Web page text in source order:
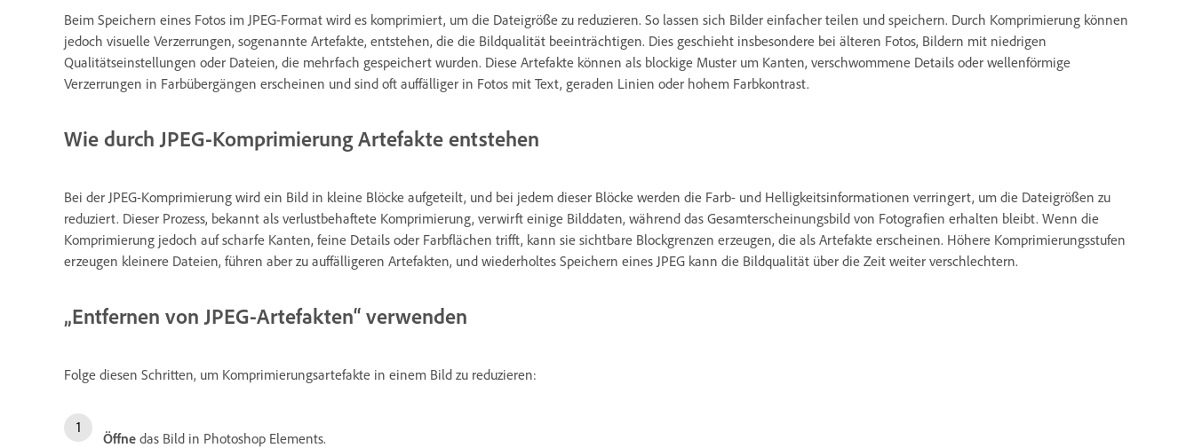
Beim Speichern eines Fotos im JPEG-Format wird es komprimiert, um die Dateigröße zu reduzieren. So lassen sich Bilder einfacher teilen und speichern. Durch Komprimierung können
jedoch visuelle Verzerrungen, sogenannte Artefakte, entstehen, die die Bildqualität beeinträchtigen. Dies geschieht insbesondere bei älteren Fotos, Bildern mit niedrigen
Qualitätseinstellungen oder Dateien, die mehrfach gespeichert wurden. Diese Artefakte können als blockige Muster um Kanten, verschwommene Details oder wellenförmige
Verzerrungen in Farbübergängen erscheinen und sind oft auffälliger in Fotos mit Text, geraden Linien oder hohem Farbkontrast.
Wie durch JPEG-Komprimierung Artefakte entstehen
Bei der JPEG-Komprimierung wird ein Bild in kleine Blöcke aufgeteilt, und bei jedem dieser Blöcke werden die Farb- und Helligkeitsinformationen verringert, um die Dateigrößen zu
reduziert. Dieser Prozess, bekannt als verlustbehaftete Komprimierung, verwirft einige Bilddaten, während das Gesamterscheinungsbild von Fotografien erhalten bleibt. Wenn die
Komprimierung jedoch auf scharfe Kanten, feine Details oder Farbflächen trifft, kann sie sichtbare Blockgrenzen erzeugen, die als Artefakte erscheinen. Höhere Komprimierungsstufen
erzeugen kleinere Dateien, führen aber zu auffälligeren Artefakten, und wiederholtes Speichern eines JPEG kann die Bildqualität über die Zeit weiter verschlechtern.
„Entfernen von JPEG-Artefakten“ verwenden
Folge diesen Schritten, um Komprimierungsartefakte in einem Bild zu reduzieren:
Öffne das Bild in Photoshop Elements.